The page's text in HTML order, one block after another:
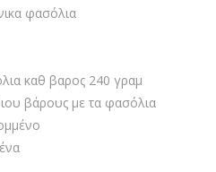
φασόλια
καθ βαρος 240 γραμ
βάρους με τα φασόλια